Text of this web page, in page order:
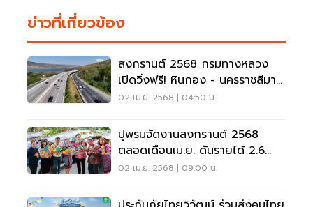
ข่าวที่เกี่ยวข้อง
สงกรานต์ 2568 กรมทางหลวง
เปิดวิ่งฟรี! หินกอง - นครราชสีมา
ตลอด 24 ชม.
02 เม.ย. 2568 | 04:50 น.
ปูพรมจัดงานสงกรานต์ 2568
ตลอดเดือนเม.ย. ดันรายได้ 2.6
หมื่นล้าน
02 เม.ย. 2568 | 09:00 น.